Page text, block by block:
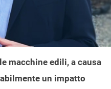
macchine edili, a causa
un impatto